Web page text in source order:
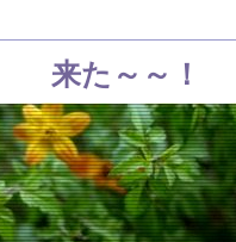
来た～～！